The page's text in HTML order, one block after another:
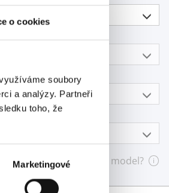
o cookies
soubory
a analýzy. Partneři
toho, že
Marketingové
Nenašli jste svůj model? i